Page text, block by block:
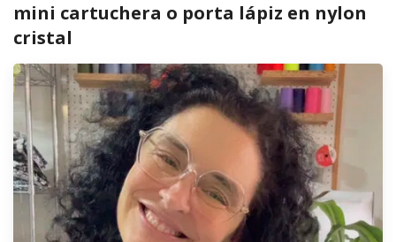
mini cartuchera o porta lápiz en nylon
cristal